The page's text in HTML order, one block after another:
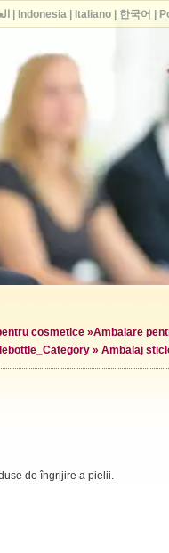
cosmetice »Ambalare
bottle_Category » Ambalaj
de îngrijire a pielii.
Indonesia| Italiano| 한국어